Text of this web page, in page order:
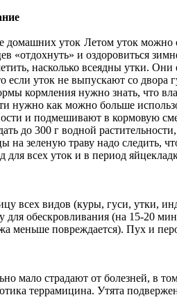
Летом уток можно
«отдохнуть» и оздоровиться
насколько всеядны утки.
если уток не выпускают со двора
кормления нужно знать, что
нужно как можно больше
и подмешивают в кормовую
до 300 г водной
зеленую траву надо следить,
для всех уток и в период
всех видов (куры, гуси, утки,
для обескровливания (на 15-20
меньше повреждается). Пух и
мало страдают от болезней, в
террамицина. Утята